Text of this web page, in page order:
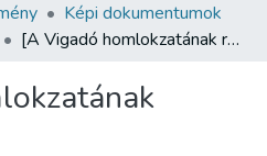
Képi dokumentumok
[A Vigadó homlokzatának részlete]